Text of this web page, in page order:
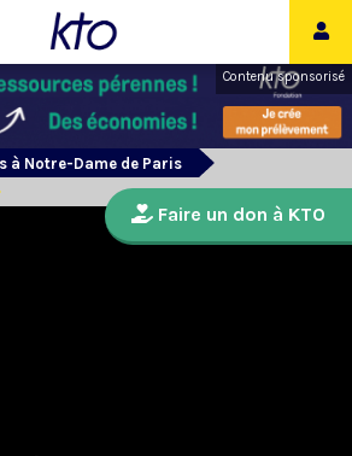
Contenu sponsorisé
à Notre-Dame de Paris
Faire un don à KTO